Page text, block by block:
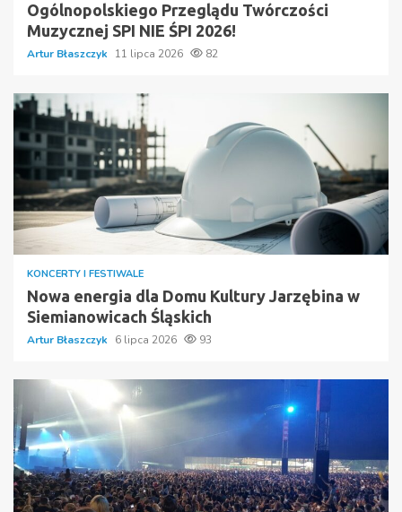
Ogólnopolskiego Przeglądu Twórczości
Muzycznej SPI NIE ŚPI 2026!
Artur Błaszczyk 11 lipca 2026 82
KONCERTY I FESTIWALE
Nowa energia dla Domu Kultury Jarzębina w
Siemianowicach Śląskich
Artur Błaszczyk 6 lipca 2026 93